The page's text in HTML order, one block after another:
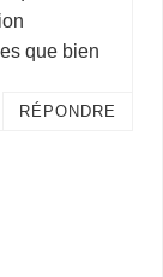
que bien
RÉPONDRE